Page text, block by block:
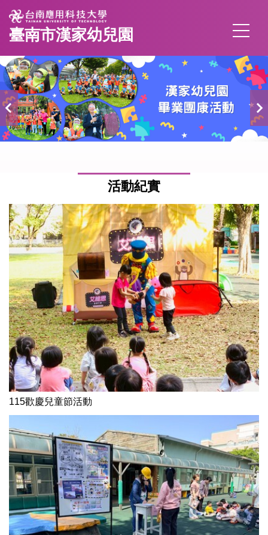
跳
到
主
內
容
區
臺南市漢家幼兒園
活動紀實
115歡慶兒童節活動